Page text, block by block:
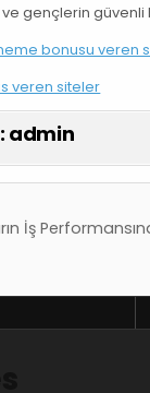
gençlerin güvenli
bonusu veren
veren siteler
admin
İş